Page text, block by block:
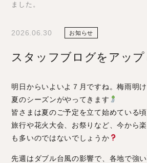
ました。
2026.06.30 お知らせ
スタッフブログをアップ
明日からいよいよ７月ですね。梅雨明
夏のシーズンがやってきます
皆さまは夏のご予定を立て始めている頃
旅行や花火大会、お祭りなど、今から
も多いのではないでしょうか
先週はダブル台風の影響で、各地で強